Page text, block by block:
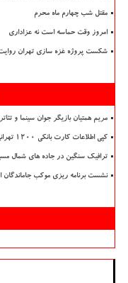
مقتل شب چهارم ماه محرم
امروز وقت حماسه است نه عزاداری
شکست پروژه غزه سازی تهران
مریم همتیان بازیگر جوان سینما و
کپی اطلاعات کارت بانکی ۱۲۰۰ تهرانی در پوشش فروشنده میوه
ترافیک سنگین در جاده های شمال
نشست برنامه ریزی موکب جاماندگان